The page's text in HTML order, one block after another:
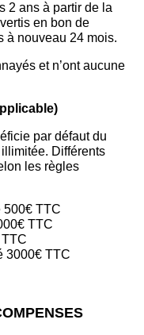
2 ans à partir de la
en bon de
à nouveau 24 mois.
et n’ont aucune
par défaut du
Différents
les règles
500€ TTC
TTC
3000€ TTC